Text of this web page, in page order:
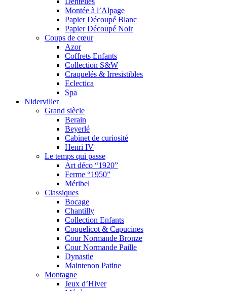
Montée à l’Alpage
Papier Découpé Blanc
Papier Découpé Noir
Coups de cœur
Azor
Coffrets Enfants
Collection S&W
Craquelés & Irresistibles
Eclectica
Spa
Niderviller
Grand siècle
Berain
Beyerlé
Cabinet de curiosité
Henri IV
Le temps qui passe
Art déco “1920”
Ferme “1950”
Méribel
Classiques
Bocage
Chantilly
Collection Enfants
Coquelicot & Capucines
Cour Normande Bronze
Cour Normande Paille
Dynastie
Maintenon Patine
Montagne
Jeux d’Hiver